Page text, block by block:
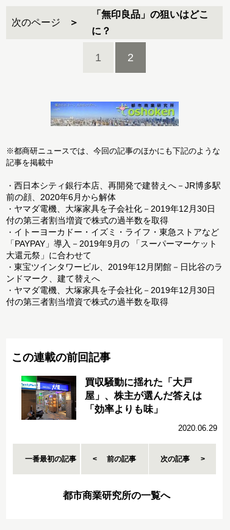
次のページ
「無印良品」の狙いはどこ
に？
1 2
※都商研ニュースでは、今回の記事のほかにも下記のような
記事を掲載中
・ 西日本シティ銀行本店、再開発で建替えへ－JR博多駅
前の顔、2020年6月から解体
・ ヤマダ電機、大塚家具を子会社化－2019年12月30日
付の第三者割当増資で株式の過半数を取得
・ イトーヨーカドー・イズミ・ライフ・東急ストアなど
「PAYPAY」導入－2019年9月の 「スーパーマーケット
大還元祭」に合わせて
・ 東宝ツインタワービル、2019年12月閉館－日比谷のラ
ンドマーク、建て替えへ
・ ヤマダ電機、大塚家具を子会社化－2019年12月30日
付の第三者割当増資で株式の過半数を取得
この連載の前回記事
買収騒動に揺れた「大戸
屋」、株主が選んだ答えは
「効率よりも味」
2020.06.29
一番最初の記事 前の記事 次の記事
都市商業研究所の一覧へ